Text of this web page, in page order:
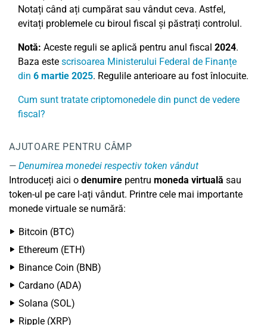
Notați când ați cumpărat sau vândut ceva. Astfel,
evitați problemele cu biroul fiscal și păstrați controlul.
Notă: Aceste reguli se aplică pentru anul fiscal 2024.
Baza este scrisoarea Ministerului Federal de Finanțe
din 6 martie 2025. Regulile anterioare au fost înlocuite.
Cum sunt tratate criptomonedele din punct de vedere
fiscal?
AJUTOARE PENTRU CÂMP
Denumirea monedei respectiv token vândut
Introduceți aici o denumire pentru moneda virtuală sau
token-ul pe care l-ați vândut. Printre cele mai importante
monede virtuale se numără:
Bitcoin (BTC)
Ethereum (ETH)
Binance Coin (BNB)
Cardano (ADA)
Solana (SOL)
Ripple (XRP)